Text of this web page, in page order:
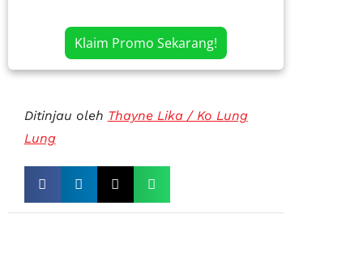
Klaim Promo Sekarang!
Ditinjau oleh Thayne Lika / Ko Lung
Lung